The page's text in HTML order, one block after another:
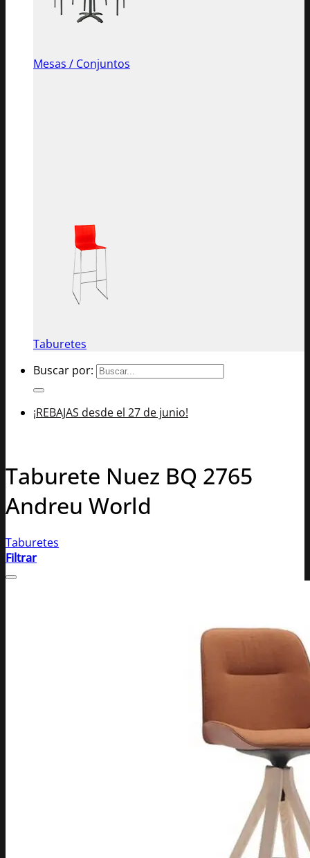
Mesas / Conjuntos
Taburetes
Buscar por:
¡REBAJAS desde el 27 de junio!
Taburete Nuez BQ 2765
Andreu World
Taburetes
Filtrar